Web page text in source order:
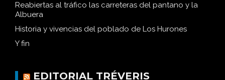
Reabiertas al tráfico las carreteras del pantano y la
Albuera
Historia y vivencias del poblado de Los Hurones
Y fin
EDITORIAL TRÉVERIS